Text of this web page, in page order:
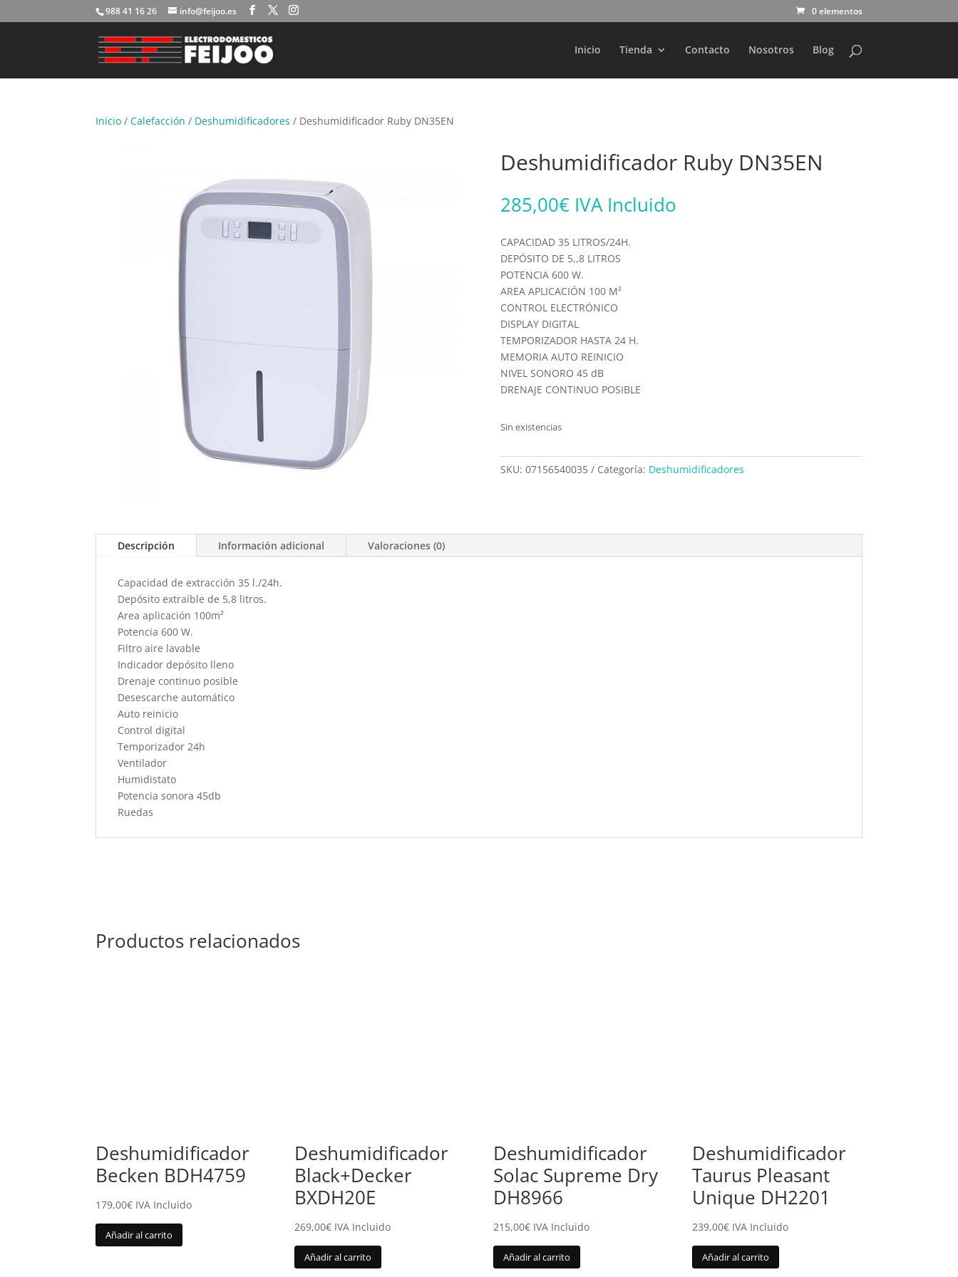
988 41 16 26 info@feijoo.es 0 elementos
Inicio Tienda Contacto Nosotros Blog
Búsqueda
productos
Inicio /Calefacción / Deshumidificadores / Deshumidificador Ruby DN35EN
Deshumidificador Ruby DN35EN
285,00€ IVA Incluido
CAPACIDAD 35 LITROS/24H.
DEPÓSITO DE 5,,8 LITROS
POTENCIA 600 W.
AREA APLICACIÓN 100 M²
CONTROL ELECTRÓNICO
DISPLAY DIGITAL
TEMPORIZADOR HASTA 24 H.
MEMORIA AUTO REINICIO
NIVEL SONORO 45 dB
DRENAJE CONTINUO POSIBLE
Sin existencias
SKU: 07156540035 Categoría: Deshumidificadores
Descripción Información adicional Valoraciones (0)
Capacidad de extracción 35 l./24h.
Depósito extraíble de 5,8 litros.
Area aplicación 100m²
Potencia 600 W.
Filtro aire lavable
Indicador depósito lleno
Drenaje continuo posible
Desescarche automático
Auto reinicio
Control digital
Temporizador 24h
Ventilador
Humidistato
Potencia sonora 45db
Ruedas
Productos relacionados
Deshumidificador
Becken BDH4759
179,00€ IVA Incluido
Añadir al carrito
Deshumidificador
Black+Decker
BXDH20E
269,00€ IVA Incluido
Añadir al carrito
Deshumidificador
Solac Supreme Dry
DH8966
215,00€ IVA Incluido
Añadir al carrito
Deshumidificador
Taurus Pleasant
Unique DH2201
239,00€ IVA Incluido
Añadir al carrito